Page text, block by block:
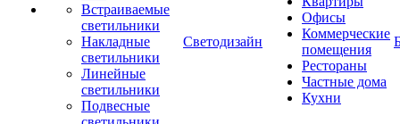
Встраиваемые
светильники
Накладные
светильники
Линейные
светильники
Подвесные
Светодизайн
Офисы
Коммерческие
помещения
Рестораны
Частные дома
Кухни